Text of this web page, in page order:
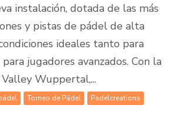
instalación, dotada de las más
y pistas de pádel de alta
ideales tanto para
jugadores avanzados. Con la
Wuppertal,...
Torneo de Pádel
Padelcreations